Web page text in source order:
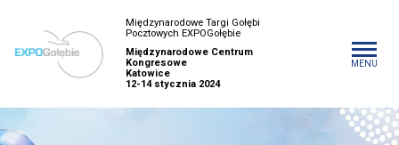
Międzynarodowe Targi Gołębi
Pocztowych EXPOGołębie
Międzynarodowe Centrum
Kongresowe
Katowice
12-14 stycznia 2024
MENU